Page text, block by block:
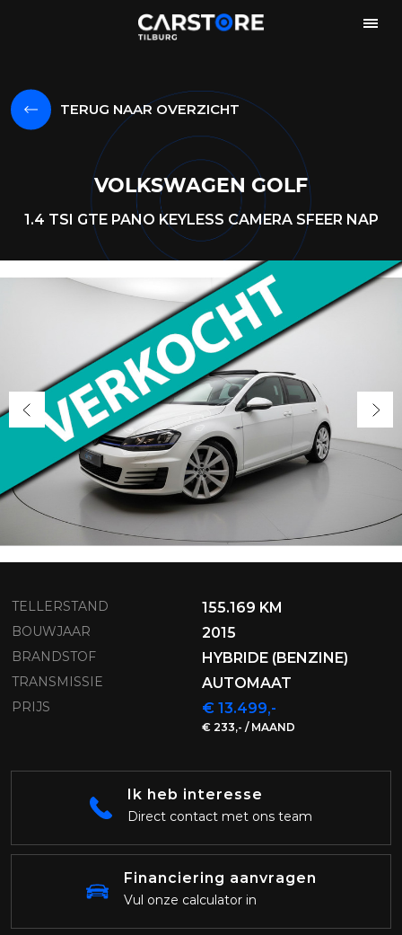
TERUG NAAR OVERZICHT
VOLKSWAGEN GOLF
1.4 TSI GTE PANO KEYLESS CAMERA SFEER NAP
TELLERSTAND 155.169 KM
BOUWJAAR 2015
BRANDSTOF HYBRIDE (BENZINE)
TRANSMISSIE AUTOMAAT
PRIJS € 13.499,-
€ 233,- / MAAND
Ik heb interesse
Direct contact met ons team
Financiering aanvragen
Vul onze calculator in